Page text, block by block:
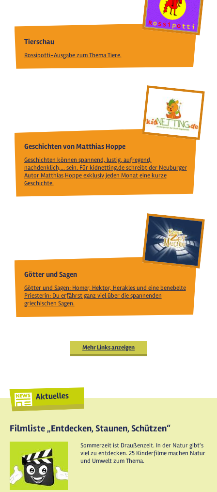
Tierschau
Rossipotti-Ausgabe zum Thema Tiere.
Geschichten von Matthias Hoppe
Geschichten können spannend, lustig, aufregend,
nachdenklich,... sein. Für kidnetting.de schreibt der Neuburger
Autor Matthias Hoppe exklusiv jeden Monat eine kurze
Geschichte.
Götter und Sagen
Götter und Sagen: Homer, Hektor, Herakles und eine benebelte
Priesterin: Du erfährst ganz viel über die spannenden
griechischen Sagen.
Mehr Links anzeigen
Aktuelles
Filmliste „Entdecken, Staunen, Schützen“
Sommerzeit ist Draußenzeit. In der Natur gibt's
viel zu entdecken. 25 Kinderfilme machen Natur
und Umwelt zum Thema.